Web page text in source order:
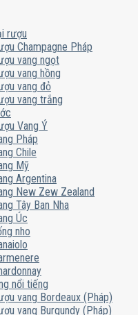
rượu
Champagne Pháp
vang ngọt
vang hồng
vang đỏ
vang trắng
Vang Ý
Pháp
Chile
Mỹ
Argentina
New Zew Zealand
Tây Ban Nha
Úc
nho
nổi tiếng
vang Bordeaux (Pháp)
vang Burgundy (Pháp)